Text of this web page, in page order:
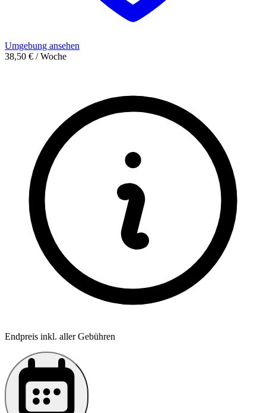
Umgebung ansehen
38,50 € / Woche
Endpreis inkl. aller Gebühren